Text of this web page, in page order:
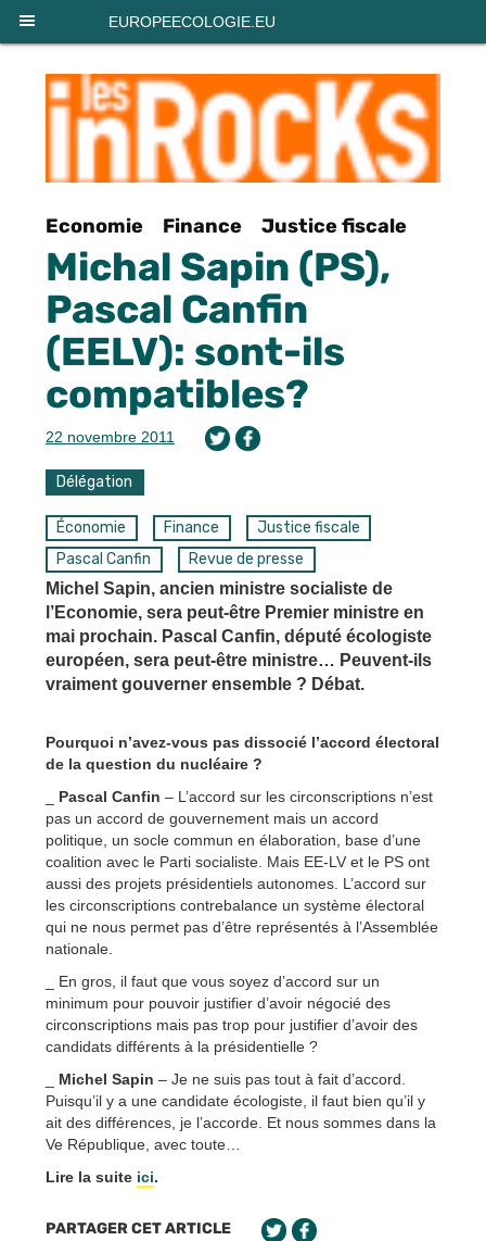
EUROPEECOLOGIE.EU
Economie Finance Justice fiscale
Michal Sapin (PS),
Pascal Canfin
(EELV): sont-ils
compatibles?
22 novembre 2011
Délégation
Économie Finance
Justice fiscale
Pascal Canfin
Revue de presse
Michel Sapin, ancien ministre socialiste de
l’Economie, sera peut-être Premier ministre en
mai prochain. Pascal Canfin, député écologiste
européen, sera peut-être ministre… Peuvent-ils
vraiment gouverner ensemble ? Débat.
Pourquoi n’avez-vous pas dissocié l’accord électoral
de la question du nucléaire ?
Pascal Canfin – L’accord sur les circonscriptions n’est
pas un accord de gouvernement mais un accord
politique, un socle commun en élaboration, base d’une
coalition avec le Parti socialiste. Mais EE-LV et le PS ont
aussi des projets présidentiels autonomes. L’accord sur
les circonscriptions contrebalance un système électoral
qui ne nous permet pas d’être représentés à l’Assemblée
nationale.
_ En gros, il faut que vous soyez d’accord sur un
minimum pour pouvoir justifier d’avoir négocié des
circonscriptions mais pas trop pour justifier d’avoir des
candidats différents à la présidentielle ?
Michel Sapin – Je ne suis pas tout à fait d’accord.
Puisqu’il y a une candidate écologiste, il faut bien qu’il y
ait des différences, je l’accorde. Et nous sommes dans la
Ve République, avec toute…
Lire la suite ici.
PARTAGER CET ARTICLE